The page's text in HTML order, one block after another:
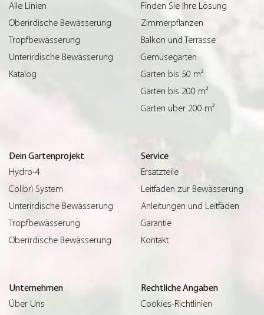
Alle Linien
Oberirdische Bewässerung
Tropfbewässerung
Unterirdische Bewässerung
Katalog
Finden Sie Ihre Lösung
Zimmerpflanzen
Balkon und Terrasse
Gemüsegärten
Garten bis 50 m²
Garten bis 200 m²
Garten über 200 m²
Dein Gartenprojekt
Hydro-4
Colibrì System
Unterirdische Bewässerung
Tropfbewässerung
Oberirdische Bewässerung
Service
Ersatzteile
Leitfaden zur Bewässerung
Anleitungen und Leitfäden
Garantie
Kontakt
Unternehmen
Über Uns
Rechtliche Angaben
Cookies-Richtlinien